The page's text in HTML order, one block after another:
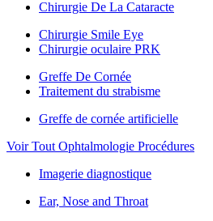
Chirurgie De La Cataracte
Chirurgie Smile Eye
Chirurgie oculaire PRK
Greffe De Cornée
Traitement du strabisme
Greffe de cornée artificielle
Voir Tout Ophtalmologie Procédures
Imagerie diagnostique
Ear, Nose and Throat